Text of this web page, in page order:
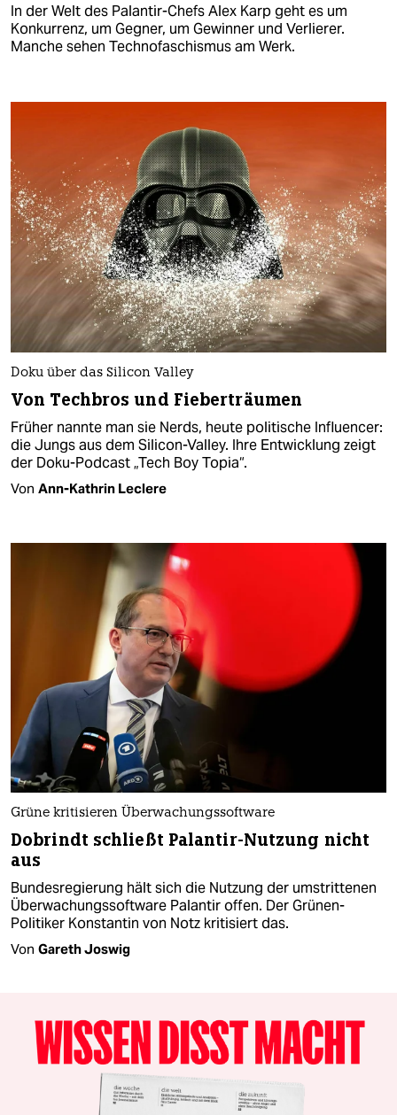
In der Welt des Palantir-Chefs Alex Karp geht es um
Konkurrenz, um Gegner, um Gewinner und Verlierer.
Manche sehen Technofaschismus am Werk.
Doku über das Silicon Valley
Von Techbros und Fieberträumen
Früher nannte man sie Nerds, heute politische Influencer:
die Jungs aus dem Silicon-Valley. Ihre Entwicklung zeigt
der Doku-Podcast „Tech Boy Topia“.
Von Ann-Kathrin Leclere
Grüne kritisieren Überwachungssoftware
Dobrindt schließt Palantir-Nutzung nicht
aus
Bundesregierung hält sich die Nutzung der umstrittenen
Überwachungs­software Palantir offen. Der Grünen-
Politiker Konstantin von Notz kritisiert das.
Von Gareth Joswig